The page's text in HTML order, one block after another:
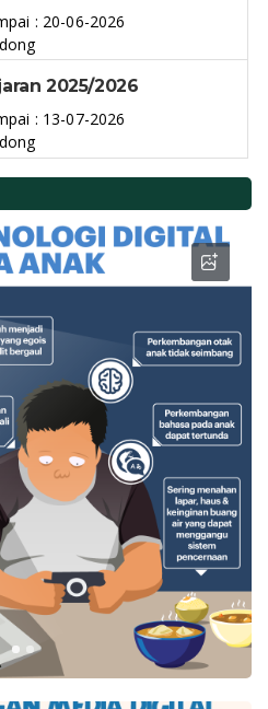
: 20-06-2026
2025/2026
: 13-07-2026